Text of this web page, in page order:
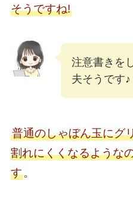
そうですね!
注意書きを
夫そうです♪
普通のしゃぼん玉にグ
割れにくくなるような
す。